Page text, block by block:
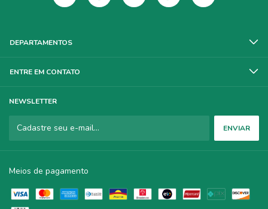
DEPARTAMENTOS
ENTRE EM CONTATO
NEWSLETTER
Meios de pagamento